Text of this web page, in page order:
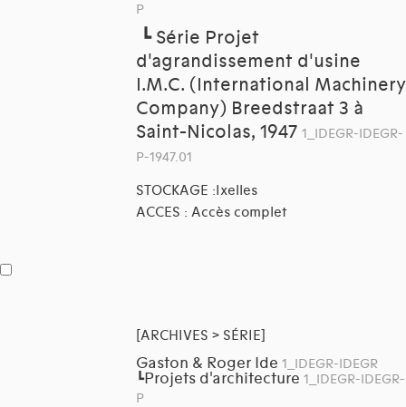
P
┗ Série Projet
d'agrandissement d'usine
I.M.C. (International Machinery
Company) Breedstraat 3 à
Saint-Nicolas, 1947 1_IDEGR-IDEGR-
P-1947.01
STOCKAGE :Ixelles
ACCES : Accès complet
[ARCHIVES > SÉRIE]
Gaston & Roger Ide 1_IDEGR-IDEGR
┗Projets d'architecture 1_IDEGR-IDEGR-
P